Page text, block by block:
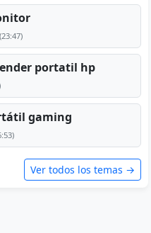
(23:47)
portatil hp
gaming
Ver todos los temas →